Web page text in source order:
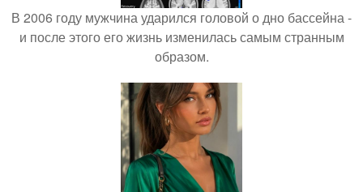
В 2006 году мужчина ударился головой о дно бассейна -
и после этого его жизнь изменилась самым странным
образом.